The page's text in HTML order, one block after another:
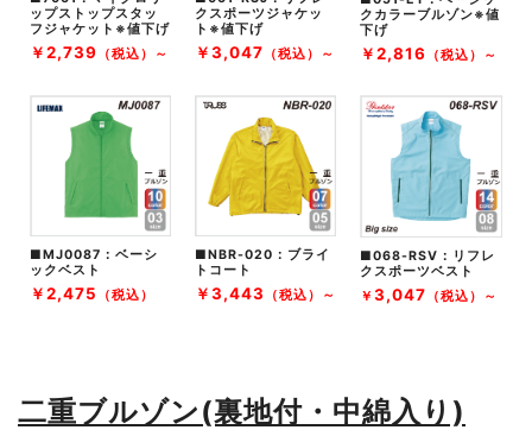
ップストップスタッ
フジャケット※値下げ
￥2,739 （税込）～
クスポーツジャケッ
ト ※値下げ
￥3,047 （税込）～
クカラーブルゾン※値
下げ
￥2,816 （税込）～
■MJ0087：ベーシ
ックベスト
￥2,475 （税込）
■NBR-020：ブライ
トコート
￥3,443 （税込）～
■068-RSV：リフレ
クスポーツベスト
￥ 3,047 （税込）～
二重ブルゾン(裏地付・中綿入り)